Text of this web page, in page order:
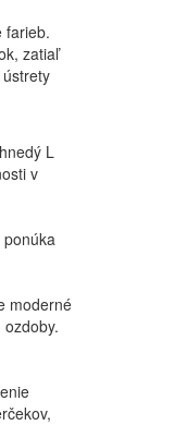
farieb.
zatiaľ
L
v
moderné